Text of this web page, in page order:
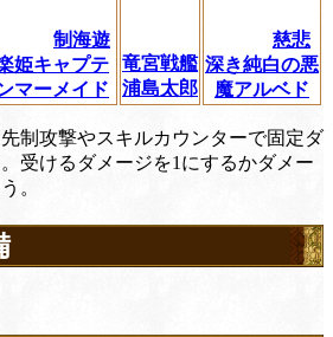
制海遊
姫キャプテ
マーメイド
竜宮戦艦
浦島太郎
慈悲
深き純白の悪
魔アルベド
制攻撃やスキルカウンターで固定ダ
受けるダメージを1にするかダメー
。